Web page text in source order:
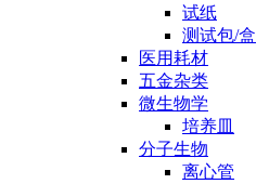
试纸
测试包/盒
医用耗材
五金杂类
微生物学
培养皿
分子生物
离心管